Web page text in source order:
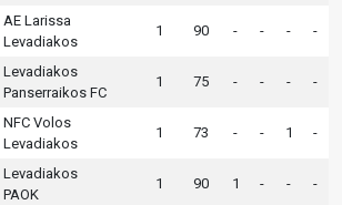
AE Larissa
Levadiakos
1 90 - - - -
Levadiakos
Panserraikos FC
1 75 - - - -
NFC Volos
Levadiakos
1 73 - - 1 -
Levadiakos
PAOK
1 90 1 - - -